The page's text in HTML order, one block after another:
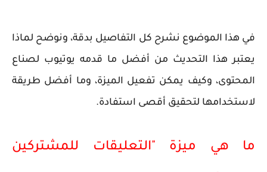
في هذا الموضوع نشرح كل التفاصيل بدقة، ونوضح لماذا
يعتبر هذا التحديث من أفضل ما قدمه يوتيوب لصناع
المحتوى، وكيف يمكن تفعيل الميزة، وما أفضل طريقة
لاستخدامها لتحقيق أقصى استفادة.
ما هي ميزة "التعليقات للمشتركين